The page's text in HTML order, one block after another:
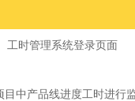
工时管理系统登录页面
中产品线进度工时进